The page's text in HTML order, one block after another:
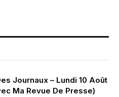
Journaux – Lundi 10 Août
Ma Revue De Presse)